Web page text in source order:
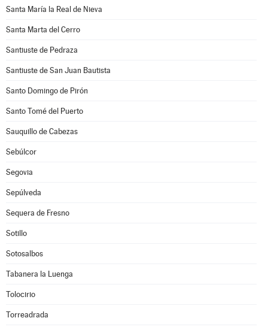
Santa María la Real de Nieva
Santa Marta del Cerro
Santiuste de Pedraza
Santiuste de San Juan Bautista
Santo Domingo de Pirón
Santo Tomé del Puerto
Sauquillo de Cabezas
Sebúlcor
Segovia
Sepúlveda
Sequera de Fresno
Sotillo
Sotosalbos
Tabanera la Luenga
Tolocirio
Torreadrada